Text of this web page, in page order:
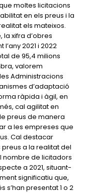
moltes licitacions
en els preus i la
els mateixos.
xifra d’obres
2021 i 2022
de 95,4 milions
valorem
Administracions
d’adaptació
ràpida i àgil, en
cal agilitat en
preus de manera
a les empreses que
Cal destacar
a la realitat del
nombre de licitadors
a 2021, situant-
significatiu que,
s’han presentat 1 o 2